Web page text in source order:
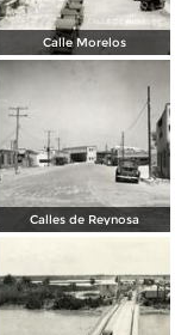
Calle Morelos
Calles de Reynosa